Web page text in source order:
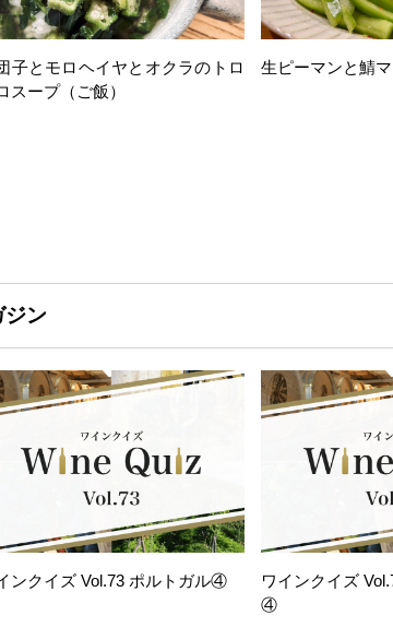
子とモロヘイヤとオクラのトロ
スープ（ご飯）
生ピーマンと鯖
ジン
ンクイズ Vol.73 ポルトガル④
ワインクイズ
④